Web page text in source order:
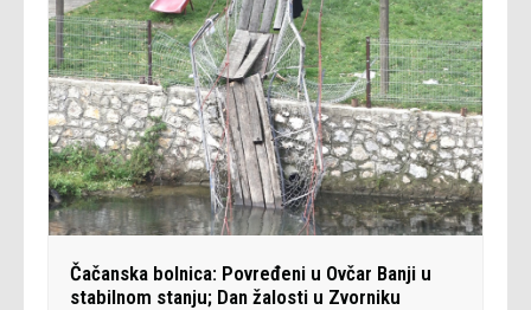
Čačanska bolnica: Povređeni u Ovčar Banji u
stabilnom stanju; Dan žalosti u Zvorniku